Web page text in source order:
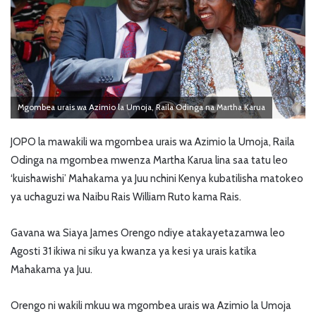
Mgombea urais wa Azimio la Umoja, Raila Odinga na Martha Karua
JOPO la mawakili wa mgombea urais wa Azimio la Umoja, Raila
Odinga na mgombea mwenza Martha Karua lina saa tatu leo
‘kuishawishi’ Mahakama ya Juu nchini Kenya kubatilisha matokeo
ya uchaguzi wa Naibu Rais William Ruto kama Rais.
Gavana wa Siaya James Orengo ndiye atakayetazamwa leo
Agosti 31 ikiwa ni siku ya kwanza ya kesi ya urais katika
Mahakama ya Juu.
Orengo ni wakili mkuu wa mgombea urais wa Azimio la Umoja